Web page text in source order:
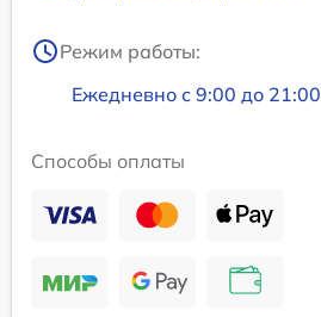
Режим работы:
Ежедневно с 9:00 до 21:00
Способы оплаты